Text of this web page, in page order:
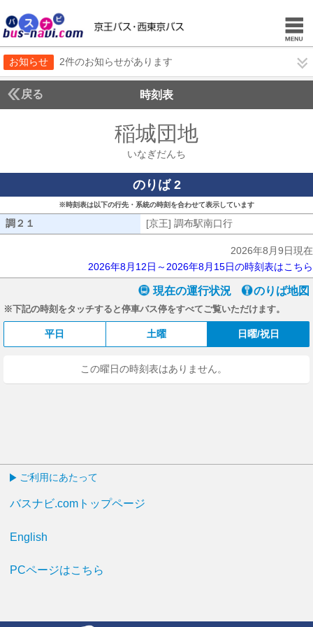
お知らせ 2件のお知らせがあります
戻る 時刻表
稲城団地
いなぎだんち
のりば 2
※時刻表は以下の行先・系統の時刻を合わせて表示しています
調２１ [京王] 調布駅南口行
2026年8月9日現在
2026年8月12日～2026年8月15日の時刻表はこちら
現在の運行状況 のりば地図
※下記の時刻をタッチすると停車バス停をすべてご覧いただけます。
平日 土曜 日曜/祝日
この曜日の時刻表はありません。
ご利用にあたって
バスナビ.comトップページ
English
PCページはこちら